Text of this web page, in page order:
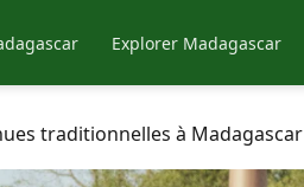
Explorer Madagascar
traditionnelles à Madagascar